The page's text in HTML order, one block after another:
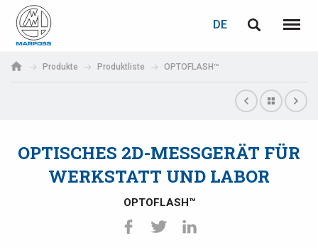
S.p.A.
DE
Menü
Produkte Produktliste OPTOFLASH™
OPTISCHES 2D-MESSGERÄT FÜR
WERKSTATT UND LABOR
OPTOFLASH™
Deutsch
Español
日本語 (Japanese)
中文 (Chinese)
LOGIN
Passwort